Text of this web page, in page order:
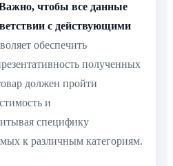
чтобы все данные
с действующими
обеспечить
полученных
должен пройти
и
специфику
к различным категориям.